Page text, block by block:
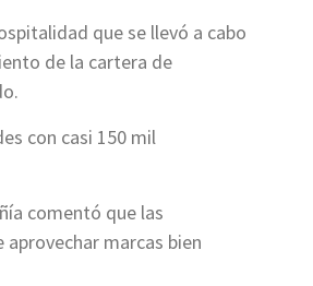
que se llevó a cabo
de la cartera de
con casi 150 mil
comentó que las
marcas bien